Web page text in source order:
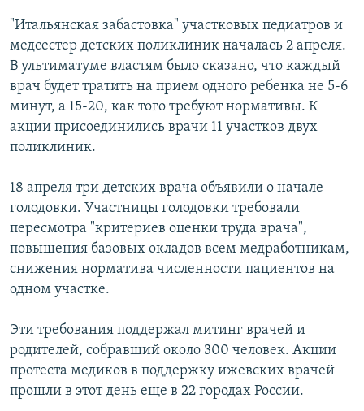
"Итальянская забастовка" участковых педиатров и
медсестер детских поликлиник началась 2 апреля.
В ультиматуме властям было сказано, что каждый
врач будет тратить на прием одного ребенка не 5-6
минут, а 15-20, как того требуют нормативы. К
акции присоединились врачи 11 участков двух
поликлиник.
18 апреля три детских врача объявили о начале
голодовки. Участницы голодовки требовали
пересмотра "критериев оценки труда врача",
повышения базовых окладов всем медработникам,
снижения норматива численности пациентов на
одном участке.
Эти требования поддержал митинг врачей и
родителей, собравший около 300 человек. Акции
протеста медиков в поддержку ижевских врачей
прошли в этот день еще в 22 городах России.